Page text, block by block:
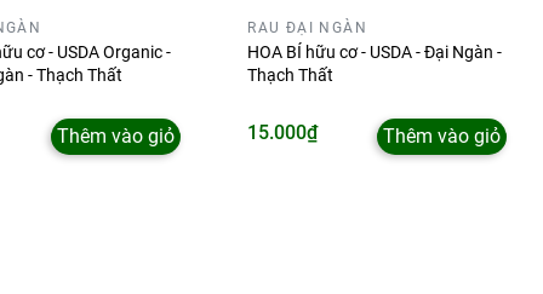
cơ - USDA Organic -
- Thạch Thất
Thêm vào giỏ
RAU ĐẠI NGÀN
HOA BÍ hữu cơ - USDA - Đại Ngàn -
Thạch Thất
15.000₫ Thêm vào giỏ